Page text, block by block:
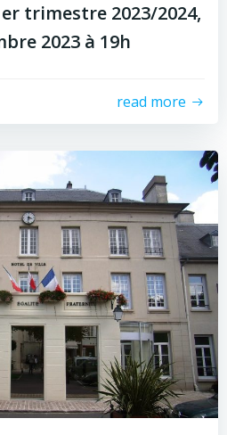
trimestre 2023/2024,
2023 à 19h
read more